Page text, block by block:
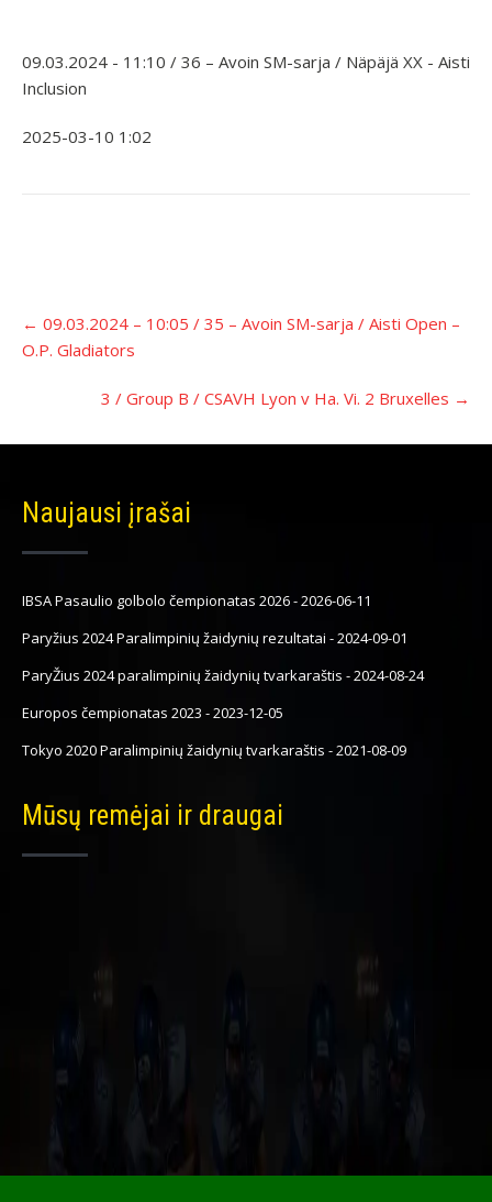
09.03.2024 - 11:10 / 36 – Avoin SM-sarja / Näpäjä XX - Aisti
Inclusion
2025-03-10 1:02
navigacija
← 09.03.2024 – 10:05 / 35 – Avoin SM-sarja / Aisti Open –
O.P. Gladiators
3 / Group B / CSAVH Lyon v Ha. Vi. 2 Bruxelles →
Naujausi įrašai
IBSA Pasaulio golbolo čempionatas 2026-2026-06-11
Paryžius 2024 Paralimpinių žaidynių rezultatai -2024-09-01
ParyŽius 2024 paralimpinių žaidynių tvarkaraštis -2024-08-24
Europos čempionatas 2023 -2023-12-05
Tokyo 2020 Paralimpinių žaidynių tvarkaraštis -2021-08-09
Mūsų remėjai ir draugai